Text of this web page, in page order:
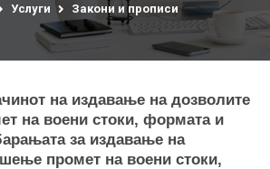
Услуги Закони и прописи
на издавање на дозволите
на воени стоки, формата и
за издавање на
промет на воени стоки,